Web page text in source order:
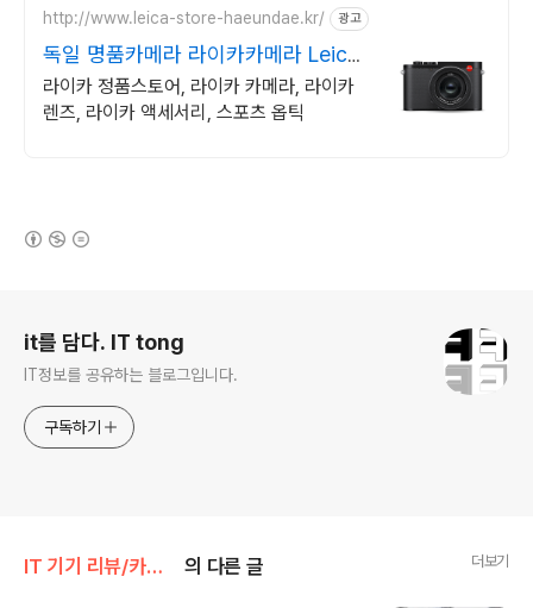
http://www.leica-store-haeundae.kr/ 광고
독일 명품카메라 라이카카메라 Leica
Store
라이카 정품스토어, 라이카 카메라, 라이카
렌즈, 라이카 액세서리, 스포츠 옵틱
it를 담다. IT tong
IT정보를 공유하는 블로그입니다.
구독하기
IT 기기 리뷰/카메라_캠코더 의 다른 글 더보기